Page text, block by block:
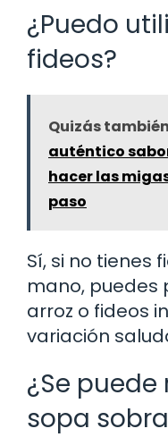
¿Puedo
fideos?
Quizás
auténtico
hacer las
paso
Sí, si no tienes
mano, puedes
arroz o fideos
variación
¿Se
sopa